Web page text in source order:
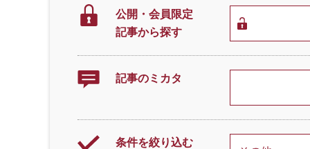
公開・会員限定
記事から探す
記事のミカタ
条件を絞り込む